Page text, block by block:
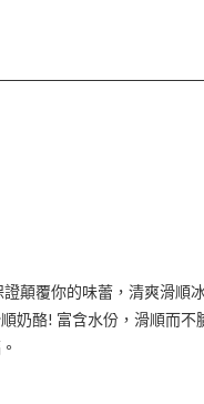
顛覆你的味蕾，清爽滑順
奶酪! 富含水份，滑順而